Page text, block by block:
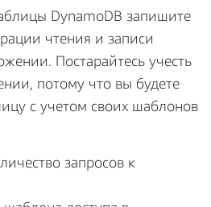
DynamoDB запишите
чтения и записи
Постарайтесь учесть
потому что вы будете
с учетом своих шаблонов
запросов к